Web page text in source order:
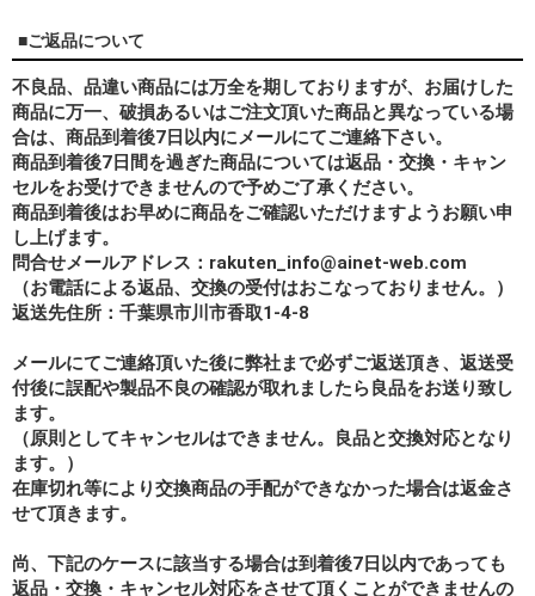
■ご返品について
不良品、品違い商品には万全を期しておりますが、お届けした
商品に万一、破損あるいはご注文頂いた商品と異なっている場
合は、商品到着後7日以内にメールにてご連絡下さい。
商品到着後7日間を過ぎた商品については返品・交換・キャン
セルをお受けできませんので予めご了承ください。
商品到着後はお早めに商品をご確認いただけますようお願い申
し上げます。
問合せメールアドレス：rakuten_info@ainet-web.com
（お電話による返品、交換の受付はおこなっておりません。）
返送先住所：千葉県市川市香取1-4-8
メールにてご連絡頂いた後に弊社まで必ずご返送頂き、返送受
付後に誤配や製品不良の確認が取れましたら良品をお送り致し
ます。
（原則としてキャンセルはできません。良品と交換対応となり
ます。）
在庫切れ等により交換商品の手配ができなかった場合は返金さ
せて頂きます。
尚、下記のケースに該当する場合は到着後7日以内であっても
返品・交換・キャンセル対応をさせて頂くことができませんの